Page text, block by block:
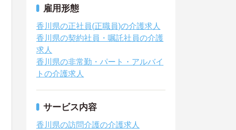
雇用形態
香川県の正社員(正職員)の介護求人
香川県の契約社員・嘱託社員の介護
求人
香川県の非常勤・パート・アルバイ
トの介護求人
サービス内容
香川県の訪問介護の介護求人